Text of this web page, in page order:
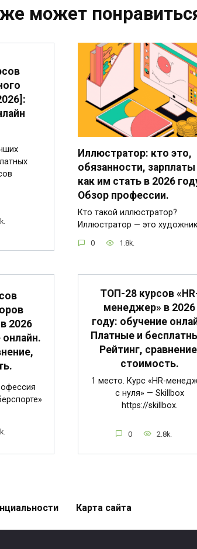
может
Иллюстратор: кто это,
обязанности, зарплаты
как им стать в 2026
Обзор профессии.
Кто такой иллюстратор?
Иллюстратор — это художник
0 1.8k.
2026
онлайн.
ТОП-28 курсов
менеджер» в 2026
году: обучение
Платные и
Рейтинг,
стоимость.
1 место. Курс «HR-
с нуля» — Skillbox
https://skillbox.
0 2.8k.
Карта сайта